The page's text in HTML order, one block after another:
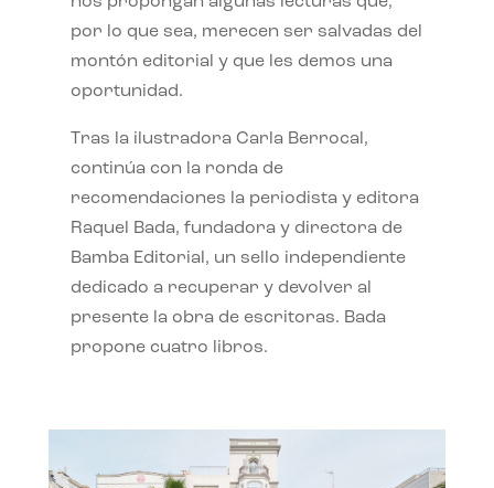
por lo que sea, merecen ser salvadas del
montón editorial y que les demos una
oportunidad.
Tras la ilustradora Carla Berrocal,
continúa con la ronda de
recomendaciones la periodista y editora
Raquel Bada, fundadora y directora de
Bamba Editorial, un sello independiente
dedicado a recuperar y devolver al
presente la obra de escritoras. Bada
propone cuatro libros.